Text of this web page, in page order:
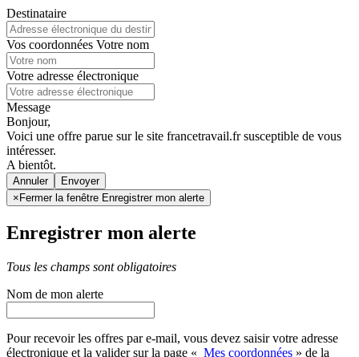
Destinataire
Vos coordonnées Votre nom
Votre adresse électronique
Message
Bonjour,
Voici une offre parue sur le site francetravail.fr susceptible de vous
intéresser.
A bientôt.
Annuler
× Fermer la fenêtre Enregistrer mon alerte
Enregistrer mon alerte
Tous les champs sont obligatoires
Nom de mon alerte
Pour recevoir les offres par e-mail, vous devez saisir votre adresse
électronique et la valider sur la page « Mes coordonnées » de la